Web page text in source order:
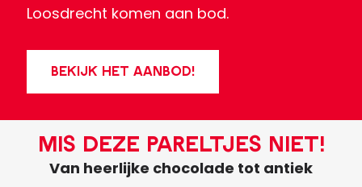
Loosdrecht komen aan bod.
BEKIJK HET AANBOD!
Mis deze pareltjes niet!
Van heerlijke chocolade tot antiek